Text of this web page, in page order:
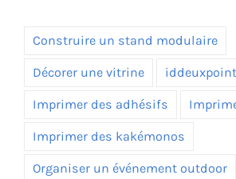
Construire un stand modulaire
Décorer une vitrine
Imprimer des adhésifs
Imprimer des kakémonos
Organiser un événement outdoor